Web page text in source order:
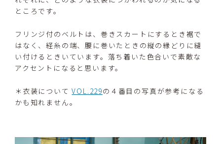
ところです。
フリンジ付のベルトは、巻きスカートにするとき裾で
はなく、経糸の端、腰に巻いたときの縦の縁どりに縫
い付けるときいています。落ち着いた色合いで素敵な
アクセントになると思います。
＊衣装についてVOL.229の４番目の写真が参考になる
かも知れません。